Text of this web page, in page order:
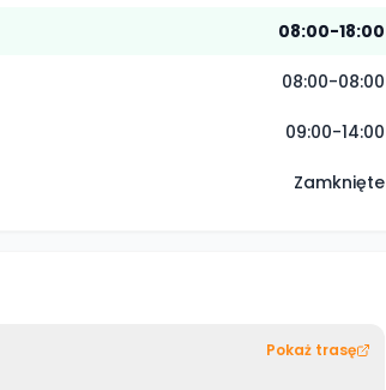
08:00-18:00
08:00-08:00
09:00-14:00
Zamknięte
Pokaż trasę